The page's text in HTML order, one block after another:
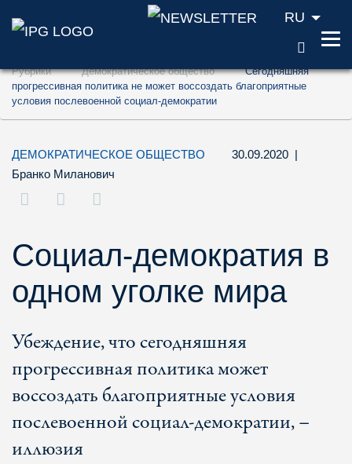
Перейти к содержанию (ключ доступа
Перейти к поиску (ключ доступа '2')
Перейти к навигации (ключ доступа '3')
RU
Рубрики Демократическое общество
Cегодняшняя
прогрессивная политика не может воссоздать благоприятные
условия послевоенной социал-демократии
ДЕМОКРАТИЧЕСКОЕ ОБЩЕСТВО 30.09.2020 |
Бранко Миланович
Социал-демократия в
одном уголке мира
Убеждение, что сегодняшняя
прогрессивная политика может
воссоздать благоприятные условия
послевоенной социал-демократии, –
иллюзия